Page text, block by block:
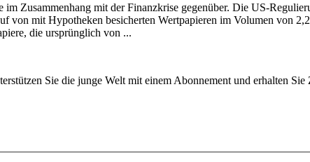
Zusammenhang mit der Finanzkrise gegenüber. Die US-
von mit Hypotheken besicherten Wertpapieren im Volumen von
die ursprünglich von ...
Sie die junge Welt mit einem Abonnement und erhalten